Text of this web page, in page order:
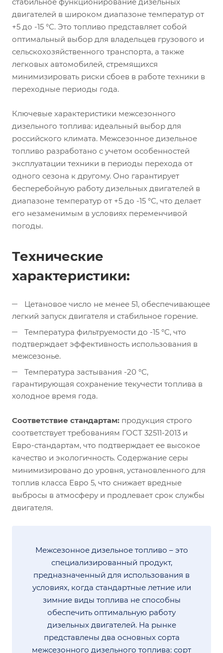
двигателей в широком диапазоне температур от
+5 до -15 °С. Это топливо представляет собой
оптимальный выбор для владельцев грузового и
сельскохозяйственного транспорта, а также
легковых автомобилей, стремящихся
минимизировать риски сбоев в работе техники в
переходные периоды года.
Ключевые характеристики межсезонного
дизельного топлива: идеальный выбор для
российского климата. Межсезонное дизельное
топливо разработано с учетом особенностей
эксплуатации техники в периоды перехода от
одного сезона к другому. Оно гарантирует
бесперебойную работу дизельных двигателей в
диапазоне температур от +5 до -15 °С, что делает
его незаменимым в условиях переменчивой
погоды.
Технические
характеристики:
Цетановое число не менее 51, обеспечивающее
легкий запуск двигателя и стабильное горение.
Температура фильтруемости до -15 °С, что
подтверждает эффективность использования в
межсезонье.
Температура застывания -20 °С,
гарантирующая сохранение текучести топлива в
холодное время года.
Соответствие стандартам: продукция строго
соответствует требованиям ГОСТ 32511-2013 и
Евро-стандартам, что подтверждает ее высокое
качество и экологичность. Содержание серы
минимизировано до уровня, установленного для
топлив класса Евро 5, что снижает вредные
выбросы в атмосферу и продлевает срок службы
двигателя.
Межсезонное дизельное топливо – это
специализированный продукт,
предназначенный для использования в
условиях, когда стандартные летние или
зимние виды топлива не способны
обеспечить оптимальную работу
дизельных двигателей. На рынке
представлены два основных сорта
межсезонного дизельного топлива: сорт